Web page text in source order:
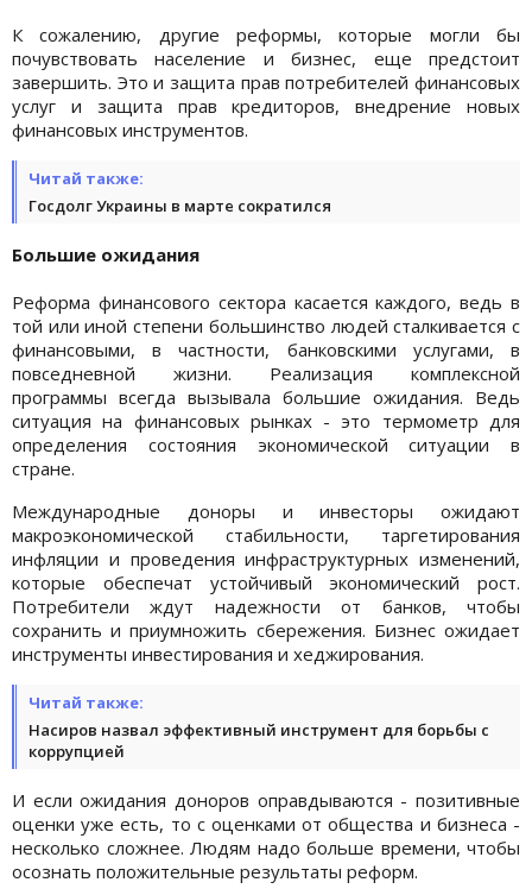
К сожалению, другие реформы, которые могли бы
почувствовать население и бизнес, еще предстоит
завершить. Это и защита прав потребителей финансовых
услуг и защита прав кредиторов, внедрение новых
финансовых инструментов.
Читай также:
Госдолг Украины в марте сократился
Большие ожидания
Реформа финансового сектора касается каждого, ведь в
той или иной степени большинство людей сталкивается с
финансовыми, в частности, банковскими услугами, в
повседневной жизни. Реализация комплексной
программы всегда вызывала большие ожидания. Ведь
ситуация на финансовых рынках - это термометр для
определения состояния экономической ситуации в
стране.
Международные доноры и инвесторы ожидают
макроэкономической стабильности, таргетирования
инфляции и проведения инфраструктурных изменений,
которые обеспечат устойчивый экономический рост.
Потребители ждут надежности от банков, чтобы
сохранить и приумножить сбережения. Бизнес ожидает
инструменты инвестирования и хеджирования.
Читай также:
Насиров назвал эффективный инструмент для борьбы с
коррупцией
И если ожидания доноров оправдываются - позитивные
оценки уже есть, то с оценками от общества и бизнеса -
несколько сложнее. Людям надо больше времени, чтобы
осознать положительные результаты реформ.